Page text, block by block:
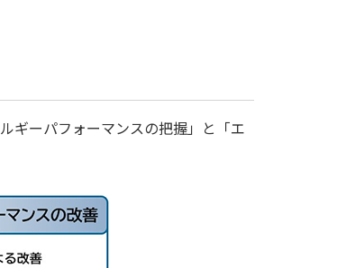
ギーパフォーマンスの把握」と「エ